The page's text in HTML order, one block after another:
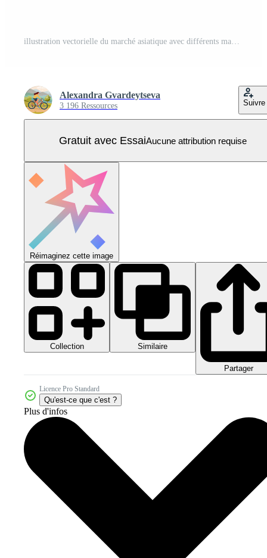
illustration vectorielle du marché asiatique avec différents magasins et personnes. magasin de poterie, magasin de tapis, magasin d'épices, femmes dansant en robes traditionnelles, homme fumant le narguilé, vendeur offrant des marchandises. Vecteur Pro
Alexandra Gvardeytseva
3 196 Ressources Suivre
Gratuit avec EssaiAucune attribution requise
Réimaginez cette image
Collection Similaire
Partager
Licence Pro Standard
Qu'est-ce que c'est ?
Plus d'infos